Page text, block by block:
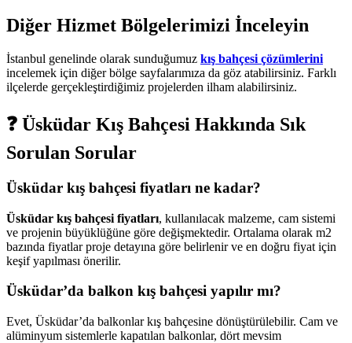
Diğer Hizmet Bölgelerimizi İnceleyin
İstanbul genelinde olarak sunduğumuz kış bahçesi çözümlerini
incelemek için diğer bölge sayfalarımıza da göz atabilirsiniz. Farklı
ilçelerde gerçekleştirdiğimiz projelerden ilham alabilirsiniz.
❓ Üsküdar Kış Bahçesi Hakkında Sık
Sorulan Sorular
Üsküdar kış bahçesi fiyatları ne kadar?
Üsküdar kış bahçesi fiyatları, kullanılacak malzeme, cam sistemi
ve projenin büyüklüğüne göre değişmektedir. Ortalama olarak m2
bazında fiyatlar proje detayına göre belirlenir ve en doğru fiyat için
keşif yapılması önerilir.
Üsküdar’da balkon kış bahçesi yapılır mı?
Evet, Üsküdar’da balkonlar kış bahçesine dönüştürülebilir. Cam ve
alüminyum sistemlerle kapatılan balkonlar, dört mevsim